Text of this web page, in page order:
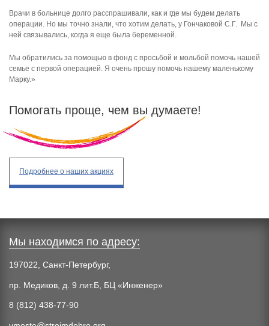
Врачи в больнице долго расспрашивали, как и где мы будем делать
операции. Но мы точно знали, что хотим делать, у Гончаковой С.Г. Мы с
ней связывались, когда я еще была беременной.
Мы обратились за помощью в фонд с просьбой и мольбой помочь нашей
семье с первой операцией. Я очень прошу помочь нашему маленькому
Марку.»
Помогать проще, чем вы думаете!
Подробнее о наших акциях
Мы находимся по адресу:
197022, Санкт-Петербург,
пр. Медиков, д. 9 лит.Б, БЦ «Инженер»
8 (812) 438-77-90